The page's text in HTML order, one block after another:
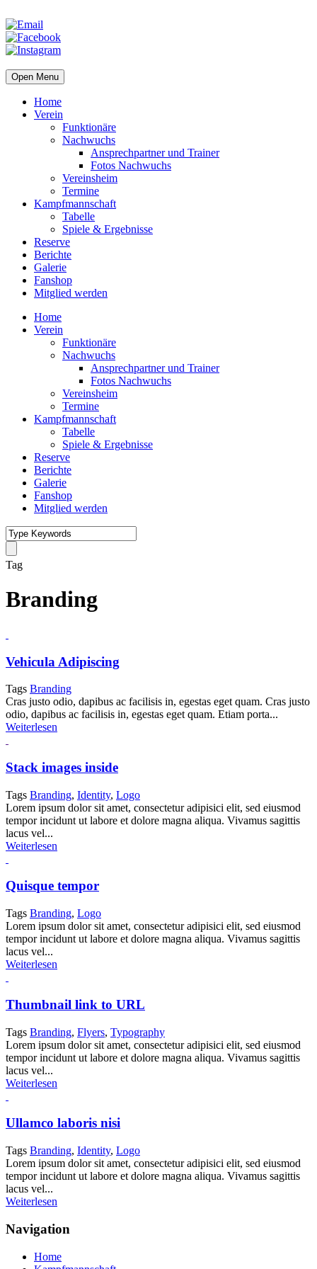
Open Menu
Home
Verein
Funktionäre
Nachwuchs
Ansprechpartner und Trainer
Fotos Nachwuchs
Vereinsheim
Termine
Kampfmannschaft
Tabelle
Spiele & Ergebnisse
Reserve
Berichte
Galerie
Fanshop
Mitglied werden
Home
Verein
Funktionäre
Nachwuchs
Ansprechpartner und Trainer
Fotos Nachwuchs
Vereinsheim
Termine
Kampfmannschaft
Tabelle
Spiele & Ergebnisse
Reserve
Berichte
Galerie
Fanshop
Mitglied werden
Tag
Branding
Vehicula Adipiscing
Tags Branding
Cras justo odio, dapibus ac facilisis in, egestas eget quam. Cras justo
odio, dapibus ac facilisis in, egestas eget quam. Etiam porta...
Weiterlesen
Stack images inside
Tags Branding, Identity, Logo
Lorem ipsum dolor sit amet, consectetur adipisici elit, sed eiusmod
tempor incidunt ut labore et dolore magna aliqua. Vivamus sagittis
lacus vel...
Weiterlesen
Quisque tempor
Tags Branding, Logo
Lorem ipsum dolor sit amet, consectetur adipisici elit, sed eiusmod
tempor incidunt ut labore et dolore magna aliqua. Vivamus sagittis
lacus vel...
Weiterlesen
Thumbnail link to URL
Tags Branding, Flyers, Typography
Lorem ipsum dolor sit amet, consectetur adipisici elit, sed eiusmod
tempor incidunt ut labore et dolore magna aliqua. Vivamus sagittis
lacus vel...
Weiterlesen
Ullamco laboris nisi
Tags Branding, Identity, Logo
Lorem ipsum dolor sit amet, consectetur adipisici elit, sed eiusmod
tempor incidunt ut labore et dolore magna aliqua. Vivamus sagittis
lacus vel...
Weiterlesen
Navigation
Home